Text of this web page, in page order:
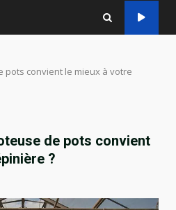
pots convient le mieux à votre
de pots convient
?